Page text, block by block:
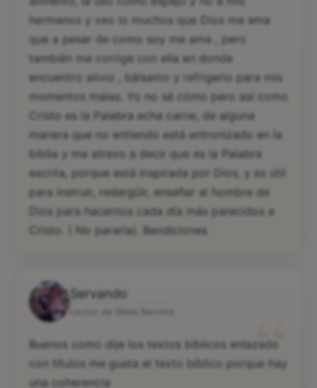
hermanos y veo lo muchos que Dios me ama
que a pesar de como soy me ama , pero
también me corrige con ella en donde
encuentro alivio , bálsamo y refrigerio para mis
momentos malas. Yo no sé cómo pero así como
Cristo es la Palabra echa carne, de alguna
manera que no entiendo está entronizado en la
biblia y me atrevo a decir que es la Palabra
escrita, porque está inspirada por Dios, y es útil
para instruir, redargüir, enseñar al hombre de
Dios para hacernos cada día más parecidos a
Cristo. ( No pararía). Bendiciones
Servando
“
Buenos como dije los textos bíblicos enlazado
con títulos me gusta el texto bíblico porque hay
una coherencia